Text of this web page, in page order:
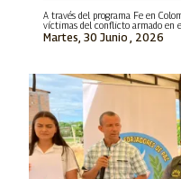
Martes, 30 Junio , 2026
A través del programa Fe en
víctimas del conflicto armado en